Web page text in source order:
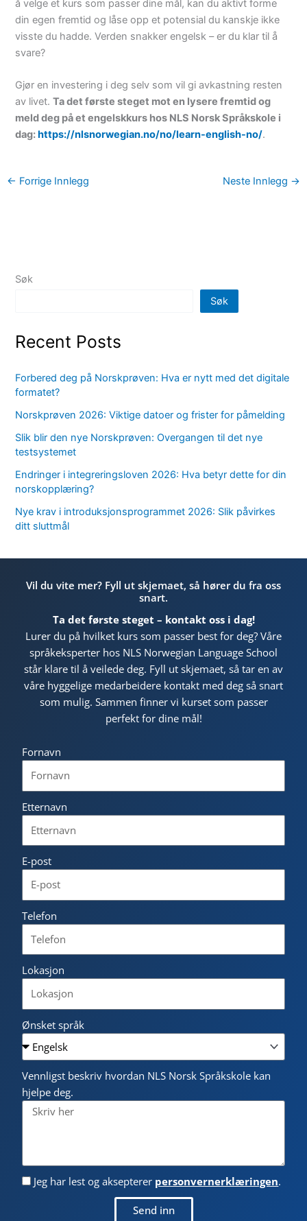
å velge et kurs som passer dine mål, kan du aktivt forme
din egen fremtid og låse opp et potensial du kanskje ikke
visste du hadde. Verden snakker engelsk – er du klar til å
svare?
Gjør en investering i deg selv som vil gi avkastning resten
av livet.Ta det første steget mot en lysere fremtid og
meld deg på et engelskkurs hos NLS Norsk Språkskole i
dag:https://nlsnorwegian.no/no/learn-english-no/.
← Forrige Innlegg Neste Innlegg →
Søk
Søk
Recent Posts
Forbered deg på Norskprøven: Hva er nytt med det digitale
formatet?
Norskprøven 2026: Viktige datoer og frister for påmelding
Slik blir den nye Norskprøven: Overgangen til det nye
testsystemet
Endringer i integreringsloven 2026: Hva betyr dette for din
norskopplæring?
Nye krav i introduksjonsprogrammet 2026: Slik påvirkes
ditt sluttmål
Vil du vite mer? Fyll ut skjemaet, så hører du fra oss
snart.
Ta det første steget – kontakt oss i dag!
Lurer du på hvilket kurs som passer best for deg? Våre
språkeksperter hos NLS Norwegian Language School
står klare til å veilede deg. Fyll ut skjemaet, så tar en av
våre hyggelige medarbeidere kontakt med deg så snart
som mulig. Sammen finner vi kurset som passer
perfekt for dine mål!
Fornavn
Etternavn
E-post
Telefon
Lokasjon
Ønsket språk
Vennligst beskriv hvordan NLS Norsk Språkskole kan
hjelpe deg.
Jeg har lest og aksepterer personvernerklæringen.
Send inn